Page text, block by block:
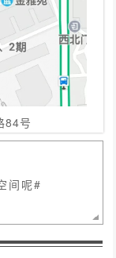
84号
间呢#